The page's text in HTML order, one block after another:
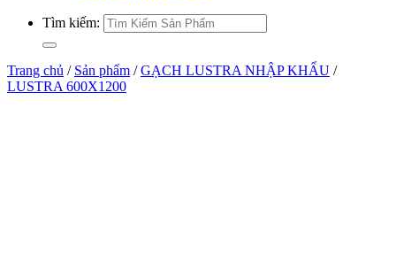
Tìm kiếm:
Trang chủ / Sản phẩm / GẠCH LUSTRA NHẬP KHẨU /
LUSTRA 600X1200